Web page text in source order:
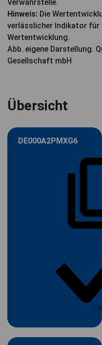
Verwahrstelle.
Hinweis: Die
verlässlicher Indikator
Wertentwicklung.
Abb. eigene Darstellung.
Gesellschaft mbH
Übersicht
DE000A2PMXG6